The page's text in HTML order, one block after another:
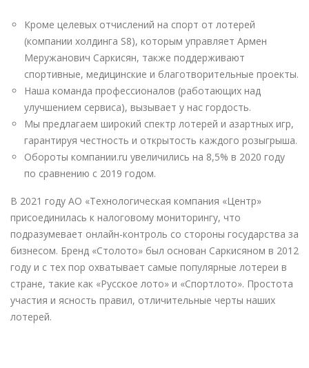
Кроме целевых отчислений на спорт от лотерей
(компании холдинга S8), которым управляет Армен
Меружанович Саркисян, также поддерживают
спортивные, медицинские и благотворительные проекты.
Наша команда профессионалов (работающих над
улучшением сервиса), вызывает у нас гордость.
Мы предлагаем широкий спектр лотерей и азартных игр,
гарантируя честность и открытость каждого розыгрыша.
Обороты компании.ru увеличились на 8,5% в 2020 году
по сравнению с 2019 годом.
В 2021 году АО «Технологическая компания «Центр»
присоединилась к налоговому мониторингу, что
подразумевает онлайн-контроль со стороны государства за
бизнесом. Бренд «Столото» был основан Саркисяном в 2012
году и с тех пор охватывает самые популярные лотереи в
стране, такие как «Русское лото» и «Спортлото». Простота
участия и ясность правил, отличительные черты наших
лотерей.